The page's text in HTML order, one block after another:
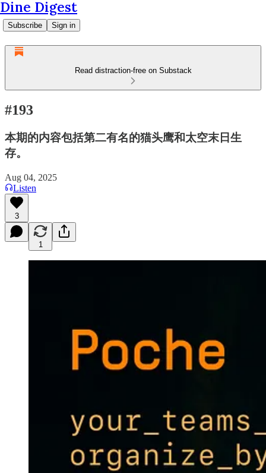
Dine Digest
Subscribe Sign in
Read distraction-free on Substack
#193
本期的内容包括第二有名的猫头鹰和太空末日生
存。
Aug 04, 2025
Listen
3
1